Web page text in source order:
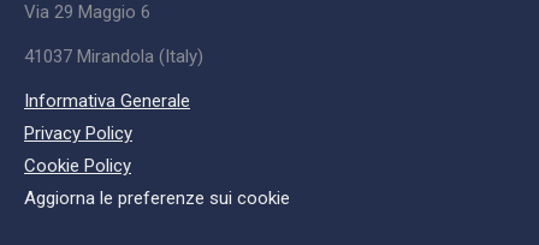
Via 29 Maggio 6
41037 Mirandola (Italy)
Informativa Generale
Privacy Policy
Cookie Policy
Aggiorna le preferenze sui cookie